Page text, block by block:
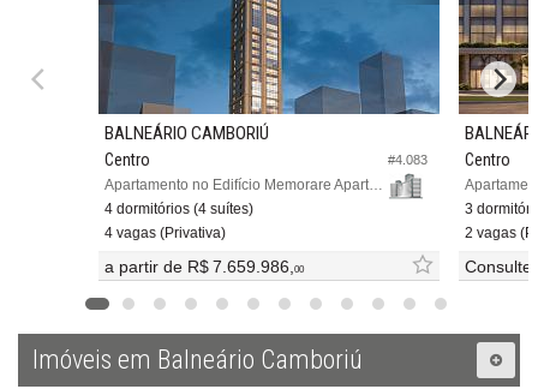
#4.083
BALNEÁRIO CAMBORIÚ
Centro
Apartamento no Edifício Memorare Apartments
4 dormitórios (4 suítes)
4 vagas (Privativa)
a partir de R$ 7.659.986,00
Centro
3
2 vagas
Imóveis em Balneário Camboriú